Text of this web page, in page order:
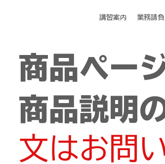
講習案内 業務請負
商品ペー
商品説明
文はお問